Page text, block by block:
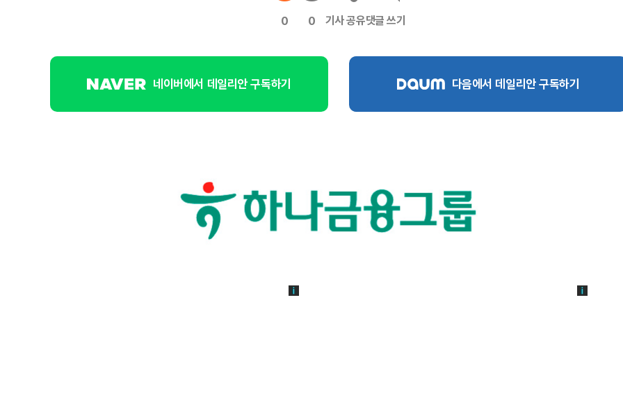
0 0 기사 공유댓글 쓰기
네이버에서 데일리안 구독하기 다음에서 데일리안 구독하기